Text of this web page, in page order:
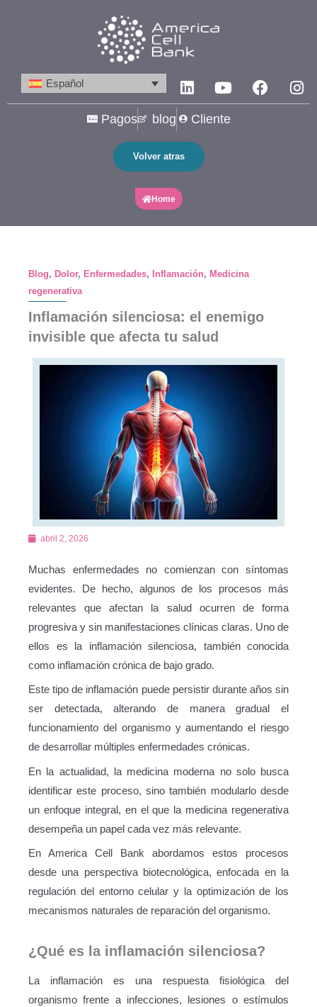
Español LinkedinYoutube
Pagos blog Cliente
Volver atras
Home
Blog, Dolor, Enfermedades, Inflamación, Medicina
regenerativa
Inflamación silenciosa: el enemigo
invisible que afecta tu salud
abril 2, 2026
Muchas enfermedades no comienzan con síntomas
evidentes. De hecho, algunos de los procesos más
relevantes que afectan la salud ocurren de forma
progresiva y sin manifestaciones clínicas claras. Uno de
ellos es la inflamación silenciosa, también conocida
como inflamación crónica de bajo grado.
Este tipo de inflamación puede persistir durante años sin
ser detectada, alterando de manera gradual el
funcionamiento del organismo y aumentando el riesgo
de desarrollar múltiples enfermedades crónicas.
En la actualidad, la medicina moderna no solo busca
identificar este proceso, sino también modularlo desde
un enfoque integral, en el que la medicina regenerativa
desempeña un papel cada vez más relevante.
En America Cell Bank abordamos estos procesos
desde una perspectiva biotecnológica, enfocada en la
regulación del entorno celular y la optimización de los
mecanismos naturales de reparación del organismo.
¿Qué es la inflamación silenciosa?
La inflamación es una respuesta fisiológica del
organismo frente a infecciones, lesiones o estímulos